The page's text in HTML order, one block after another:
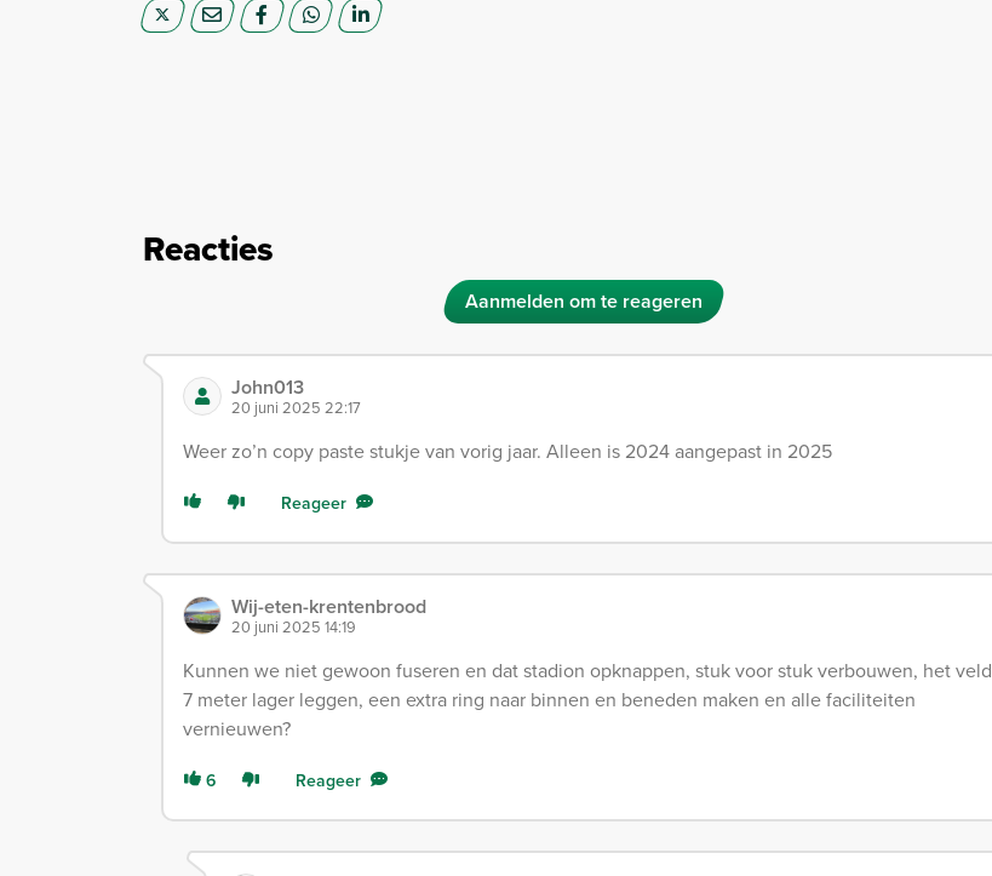
Reacties
Aanmelden om te reageren
John013
20 juni 2025 22:17
Weer zo’n copy paste stukje van vorig jaar. Alleen is 2024 aangepast in 2025
Reageer
Wij-eten-krentenbrood
20 juni 2025 14:19
Kunnen we niet gewoon fuseren en dat stadion opknappen, stuk voor stuk verbouwen, het veld
7 meter lager leggen, een extra ring naar binnen en beneden maken en alle faciliteiten
vernieuwen?
6 Reageer